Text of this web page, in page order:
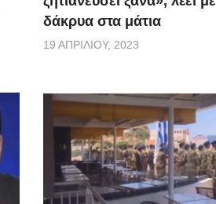
δάκρυα στα μάτια
19 ΑΠΡΙΛΊΟΥ, 2023